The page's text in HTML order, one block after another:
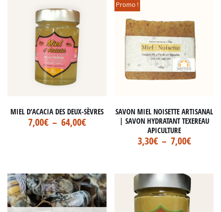
MIEL D’ACACIA DES DEUX-SÈVRES
7,00€ – 64,00€
Promo !
SAVON MIEL NOISETTE ARTISANAL
| SAVON HYDRATANT TEXEREAU
APICULTURE
3,30€ – 7,00€